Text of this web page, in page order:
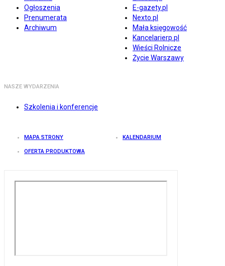
Ogłoszenia
Prenumerata
Archiwum
E-gazety.pl
Nexto.pl
Mała księgowość
Kancelarierp.pl
Wieści Rolnicze
Życie Warszawy
NASZE WYDARZENIA
Szkolenia i konferencje
MAPA STRONY KALENDARIUM
OFERTA PRODUKTOWA